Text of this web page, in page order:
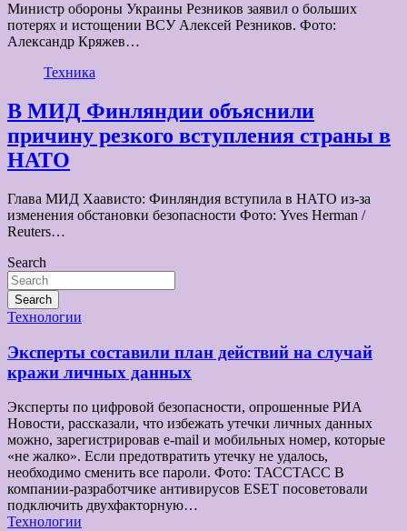
Министр обороны Украины Резников заявил о больших
потерях и истощении ВСУ Алексей Резников. Фото:
Александр Кряжев…
Техника
В МИД Финляндии объяснили
причину резкого вступления страны в
НАТО
Глава МИД Хаависто: Финляндия вступила в НАТО из-за
изменения обстановки безопасности Фото: Yves Herman /
Reuters…
Search
Search
Технологии
Эксперты составили план действий на случай
кражи личных данных
Эксперты по цифровой безопасности, опрошенные РИА
Новости, рассказали, что избежать утечки личных данных
можно, зарегистрировав e-mail и мобильных номер, которые
«не жалко». Если предотвратить утечку не удалось,
необходимо сменить все пароли. Фото: ТАССТАСС В
компании-разработчике антивирусов ESET посоветовали
подключить двухфакторную…
Технологии